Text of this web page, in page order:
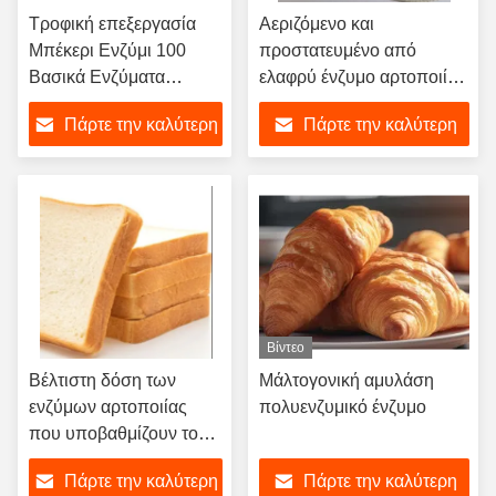
Τροφική επεξεργασία
Μπέκερι Ενζύμι 100
Βασικά Ενζύματα
Προάγουν την
Αντίσταση των Buns στο
Ξύπνημα και το Επανα-
Πάρτε την καλύτερη
Αεριζόμενο και
προστατευμένο από
ελαφρύ ένζυμο αρτοποιίας
με διάρκεια ζωής 18
μηνώνΠάρτε την καλύτερη
Βέλτιστη δόση των
ενζύμων αρτοποιίας
που υποβαθμίζουν το
ξυλάνιο για την
παραγωγή
Πάρτε την καλύτερη
Βίντεο
Μάλτογονική αμυλάση
πολυενζυμικό ένζυμο
Πάρτε την καλύτερη